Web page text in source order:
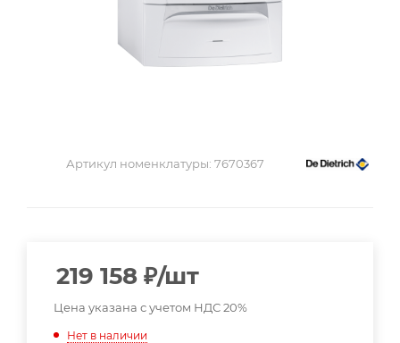
Артикул номенклатуры: 7670367
219 158 ₽/шт
Цена указана с учетом НДС 20%
Нет в наличии